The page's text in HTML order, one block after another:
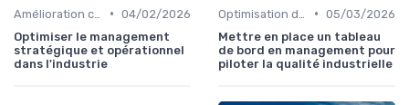
• 04/02/2026
Optimiser le management
stratégique et opérationnel
dans l'industrie
• 05/03/2026
Mettre en place un tableau
de bord en management pour
piloter la qualité industrielle